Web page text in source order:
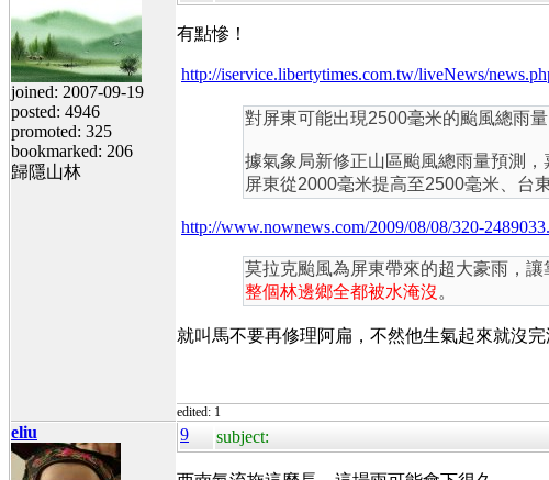
joined: 2007-09-19
posted: 4946
promoted: 325
bookmarked: 206
歸隱山林
有點慘！
http://iservice.libertytimes.com.tw/liveNews/
對屏東可能出現2500毫米的颱風總雨
據氣象局新修正山區颱風總雨量預測
屏東從2000毫米提高至2500毫米、台
http://www.nownews.com/2009/08/08/320-
莫拉克颱風為屏東帶來的超大豪雨，
整個林邊鄉全都被水淹沒 。
就叫馬不要再修理阿扁，不然他生氣起來就沒完
edited: 1
eliu 9 subject: